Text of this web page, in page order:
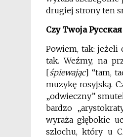
drugiej strony ten
Czy TwojaРусская
Powiem, tak: jeżeli
tak. Weźmy, na
[śpiewając] “tam,
muzykę rosyjską.
„odwieczny”
bardzo
wyraża głębokie
szlochu, który u